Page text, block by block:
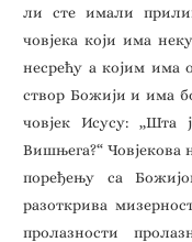
ли сте имали
човјека који има
несрећу а којим има
створ Божији и има
човјек Исусу: ,,Шта
Вишњега?“ Човјекова
поређењу са
разоткрива
пролазности